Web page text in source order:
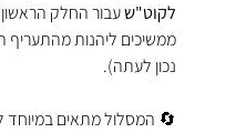
לקוט"ש עבור החלק הראשון
נכון לעתה).
🔄 המסלול מתאים במיוחד